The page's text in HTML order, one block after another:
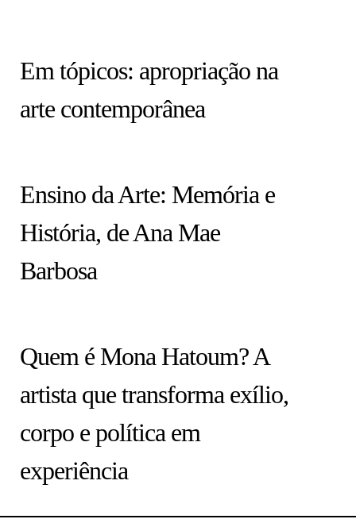
Em tópicos: apropriação na
arte contemporânea
Ensino da Arte: Memória e
História, de Ana Mae
Barbosa
Quem é Mona Hatoum? A
artista que transforma exílio,
corpo e política em
experiência